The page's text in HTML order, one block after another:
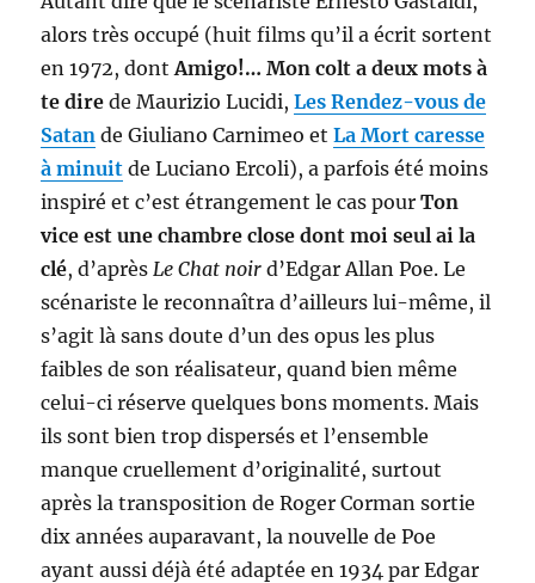
alors très occupé (huit films qu’il a écrit sortent
en 1972, dontAmigo!… Mon colt a deux mots à
te direde Maurizio Lucidi,Les Rendez-vous de
Satan de Giuliano Carnimeo etLa Mort caresse
à minuit de Luciano Ercoli), a parfois été moins
inspiré et c’est étrangement le cas pourTon
vice est une chambre close dont moi seul ai la
clé, d’après Le Chat noir d’Edgar Allan Poe. Le
scénariste le reconnaîtra d’ailleurs lui-même, il
s’agit là sans doute d’un des opus les plus
faibles de son réalisateur, quand bien même
celui-ci réserve quelques bons moments. Mais
ils sont bien trop dispersés et l’ensemble
manque cruellement d’originalité, surtout
après la transposition de Roger Corman sortie
dix années auparavant, la nouvelle de Poe
ayant aussi déjà été adaptée en 1934 par Edgar